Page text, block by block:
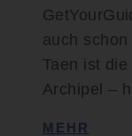
auch
Taen ist
Archipel –
MEHR